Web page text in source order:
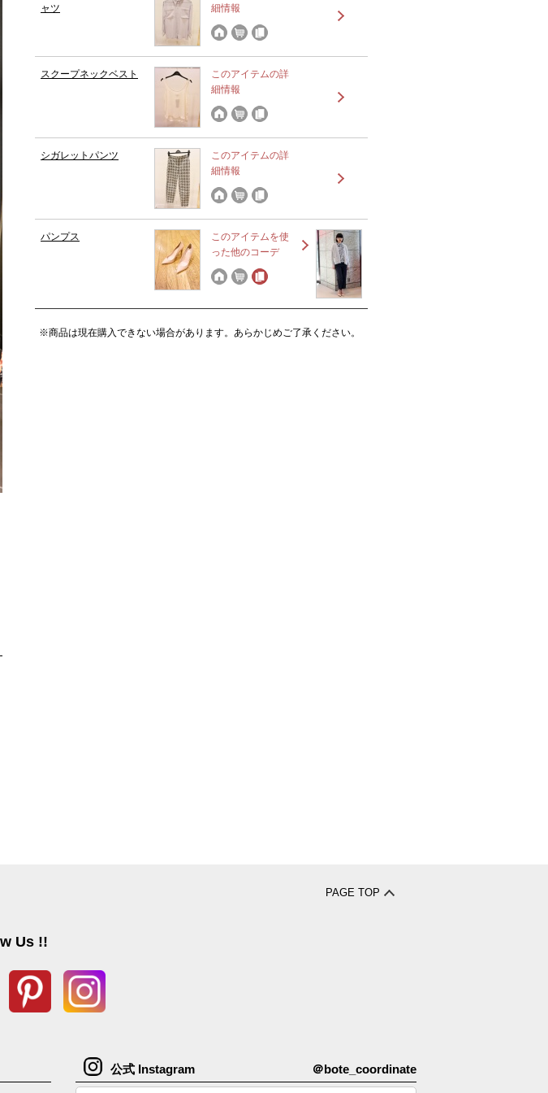
ャツ
細情報
スクープネックベスト
このアイテムの詳
細情報
シガレットパンツ
このアイテムの詳
細情報
パンプス
このアイテムを使
った他のコーデ
※商品は現在購入できない場合があります。あらかじめご了承ください。
PAGE TOP
Us !!
公式 Instagram ＠bote_coordinate